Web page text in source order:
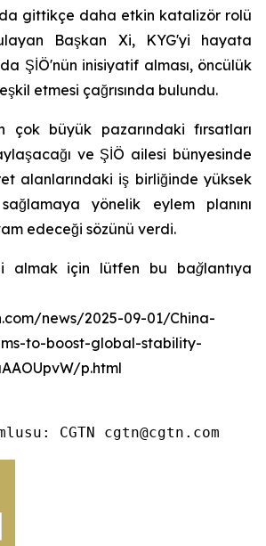
gittikçe daha etkin katalizör rolü
Başkan Xi, KYG'yi hayata
ŞİÖ'nün inisiyatif alması, öncülük
etmesi çağrısında bulundu.
çok büyük pazarındaki fırsatları
ve ŞİÖ ailesi bünyesinde
alanlarındaki iş birliğinde yüksek
yönelik eylem planını
edeceği sözünü verdi.
almak için lütfen bu bağlantıya
news/2025-09-01/China-
to-boost-global-stability-
p.html
CGTN cgtn@cgtn.com